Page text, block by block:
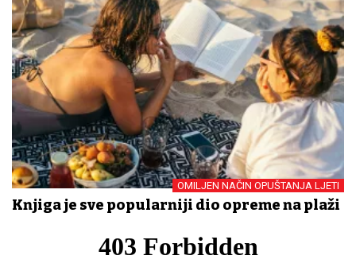
OMILJEN NAČIN OPUŠTANJA LJETI
Knjiga je sve popularniji dio opreme na plaži